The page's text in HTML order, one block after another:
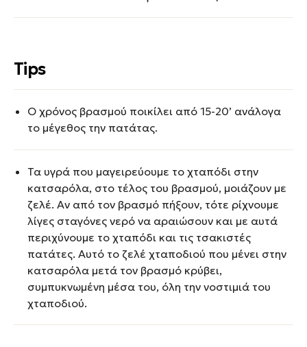
Tips
Ο χρόνος βρασμού ποικίλει από 15-20’ ανάλογα
το μέγεθος την πατάτας.
Τα υγρά που μαγειρεύουμε το χταπόδι στην
κατσαρόλα, στο τέλος του βρασμού, μοιάζουν με
ζελέ. Αν από τον βρασμό πήξουν, τότε ρίχνουμε
λίγες σταγόνες νερό να αραιώσουν και με αυτά
περιχύνουμε το χταπόδι και τις τσακιστές
πατάτες. Αυτό το ζελέ χταποδιού που μένει στην
κατσαρόλα μετά τον βρασμό κρύβει,
συμπυκνωμένη μέσα του, όλη την νοστιμιά του
χταποδιού.